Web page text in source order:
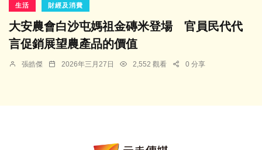
生活 財經及消費
大安農會白沙屯媽祖金磚米登場 官員民代代
言促銷展望農產品的價值
張皓傑 2026年三月27日 2,552 觀看 0 分享